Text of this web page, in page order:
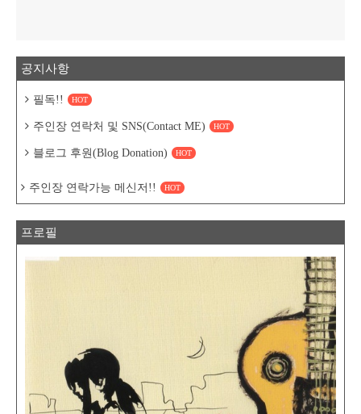
공지사항
필독!! HOT
주인장 연락처 및 SNS(Contact ME) HOT
블로그 후원(Blog Donation) HOT
주인장 연락가능 메신저!! HOT
프로필